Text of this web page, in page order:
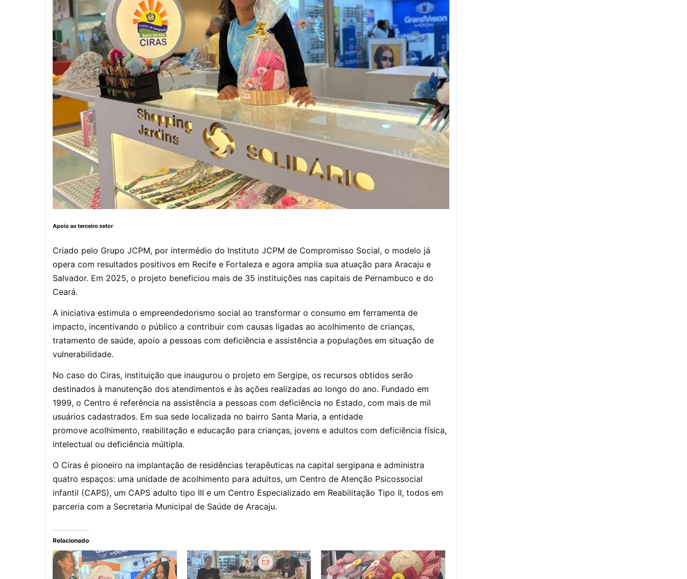
Apoio ao terceiro setor
Criado pelo Grupo JCPM, por intermédio do Instituto JCPM de Compromisso Social, o modelo já
opera com resultados positivos em Recife e Fortaleza e agora amplia sua atuação para Aracaju e
Salvador. Em 2025, o projeto beneficiou mais de 35 instituições nas capitais de Pernambuco e do
Ceará.
A iniciativa estimula o empreendedorismo social ao transformar o consumo em ferramenta de
impacto, incentivando o público a contribuir com causas ligadas ao acolhimento de crianças,
tratamento de saúde, apoio a pessoas com deficiência e assistência a populações em situação de
vulnerabilidade.
No caso do Ciras, instituição que inaugurou o projeto em Sergipe, os recursos obtidos serão
destinados à manutenção dos atendimentos e às ações realizadas ao longo do ano. Fundado em
1999, o Centro é referência na assistência a pessoas com deficiência no Estado, com mais de mil
usuários cadastrados. Em sua sede localizada no bairro Santa Maria, a entidade
promove acolhimento, reabilitação e educação para crianças, jovens e adultos com deficiência física,
intelectual ou deficiência múltipla.
O Ciras é pioneiro na implantação de residências terapêuticas na capital sergipana e administra
quatro espaços: uma unidade de acolhimento para adultos, um Centro de Atenção Psicossocial
infantil (CAPS), um CAPS adulto tipo III e um Centro Especializado em Reabilitação Tipo II, todos em
parceria com a Secretaria Municipal de Saúde de Aracaju.
Relacionado